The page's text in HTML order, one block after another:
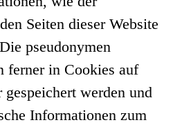
Seiten dieser Website
pseudonymen
ferner in Cookies auf
werden und
Informationen zum